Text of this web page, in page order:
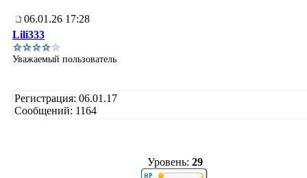
06.01.26 17:28
Lili333
Уважаемый пользователь
Регистрация: 06.01.17
Сообщений: 1164
Уровень: 29